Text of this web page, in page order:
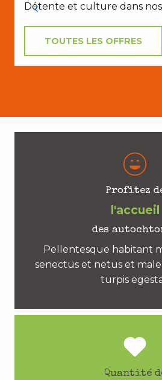
Détente et culture dans
TOUTES LES OFFRES
Profitez
l'accueil
des
Pellentesque habitant
senectus et netus et
turpis
Quantité